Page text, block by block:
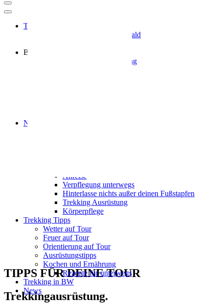
Trekking Odenwald
Naturpark Neckartal-Odenwald
Buchung
Allgemeine Infos zur Nutzung
Naturschutz auf Tour
Anreise
Verpflegung unterwegs
Hinterlasse nichts außer deinen Fußstapfen
Trekking Ausrüstung
Körperpflege
Trekking Tipps
Wetter auf Tour
Feuer auf Tour
Orientierung auf Tour
Ausrüstungstipps
Kochen und Ernährung
Rezepte für unterwegs
Trekking in BW
News
TIPPS FÜR DEINE TOUR
Trekkingausrüstung.